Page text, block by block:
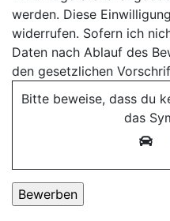
werden. Diese
widerrufen. Sofern ich
Daten nach Ablauf des
den gesetzlichen
Bitte beweise, dass du
das